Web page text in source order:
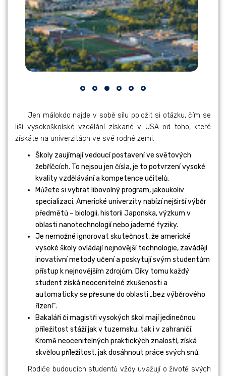
Jen málokdo najde v sobě sílu položit si otázku, čím se
liší vysokoškolské vzdělání získané v USA od toho, které
získáte na univerzitách ve své rodné zemi.
Školy zaujímají vedoucí postavení ve světových
žebříčcích. To nejsou jen čísla, je to potvrzení vysoké
kvality vzdělávání a kompetence učitelů.
Můžete si vybrat libovolný program, jakoukoliv
specializaci. Americké univerzity nabízí nejširší výběr
předmětů – biologii, historii Japonska, výzkum v
oblasti nanotechnologií nebo jaderné fyziky.
Je nemožné ignorovat skutečnost, že americké
vysoké školy ovládají nejnovější technologie, zavádějí
inovativní metody učení a poskytují svým studentům
přístup k nejnovějším zdrojům. Díky tomu každý
student získá neocenitelné zkušenosti a
automaticky se přesune do oblasti „bez výběrového
řízení“.
Bakaláři či magistři vysokých škol mají jedinečnou
příležitost stáží jak v tuzemsku, tak i v zahraničí.
Kromě neocenitelných praktických znalostí, získá
skvělou příležitost, jak dosáhnout práce svých snů.
Rodiče budoucích studentů vždy uvažují o životě svých